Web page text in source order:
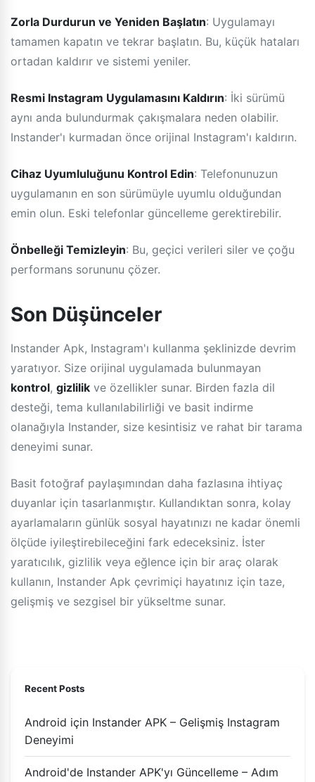
Zorla Durdurun ve Yeniden Başlatın: Uygulamayı
tamamen kapatın ve tekrar başlatın. Bu, küçük hataları
ortadan kaldırır ve sistemi yeniler.
Resmi Instagram Uygulamasını Kaldırın: İki sürümü
aynı anda bulundurmak çakışmalara neden olabilir.
Instander'ı kurmadan önce orijinal Instagram'ı kaldırın.
Cihaz Uyumluluğunu Kontrol Edin: Telefonunuzun
uygulamanın en son sürümüyle uyumlu olduğundan
emin olun. Eski telefonlar güncelleme gerektirebilir.
Önbelleği Temizleyin: Bu, geçici verileri siler ve çoğu
performans sorununu çözer.
Son Düşünceler
Instander Apk, Instagram'ı kullanma şeklinizde devrim
yaratıyor. Size orijinal uygulamada bulunmayan
kontrol, gizlilik ve özellikler sunar. Birden fazla dil
desteği, tema kullanılabilirliği ve basit indirme
olanağıyla Instander, size kesintisiz ve rahat bir tarama
deneyimi sunar.
Basit fotoğraf paylaşımından daha fazlasına ihtiyaç
duyanlar için tasarlanmıştır. Kullandıktan sonra, kolay
ayarlamaların günlük sosyal hayatınızı ne kadar önemli
ölçüde iyileştirebileceğini fark edeceksiniz. İster
yaratıcılık, gizlilik veya eğlence için bir araç olarak
kullanın, Instander Apk çevrimiçi hayatınız için taze,
gelişmiş ve sezgisel bir yükseltme sunar.
Recent Posts
Android için Instander APK – Gelişmiş Instagram
Deneyimi
Android'de Instander APK'yı Güncelleme – Adım